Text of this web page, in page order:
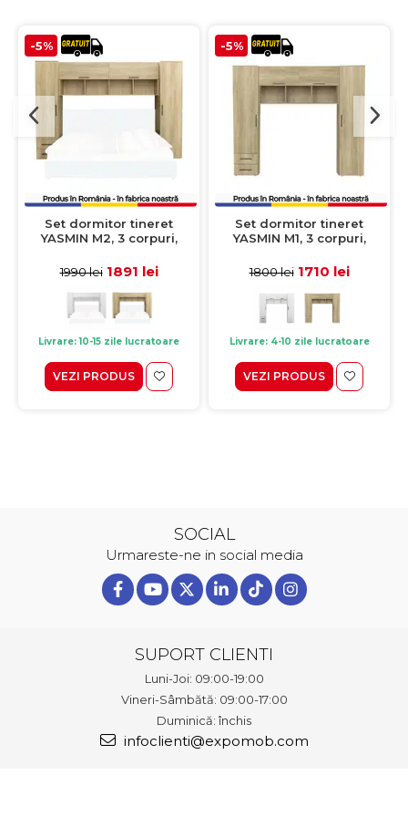
-5%
Set dormitor tineret
YASMIN M2, 3 corpuri,
cm
1990 lei 1891 lei
Livrare: 10-15 zile lucratoare
VEZI PRODUS
-5%
Set dormitor tineret
YASMIN M1, 3 corpuri,
cm
1800 lei 1710 lei
Livrare: 4-10 zile lucratoare
VEZI PRODUS
SOCIAL
Urmareste-ne in social media
SUPORT CLIENTI
Luni-Joi: 09:00-19:00
Vineri-Sâmbătă: 09:00-17:00
Duminică: închis
infoclienti@expomob.com